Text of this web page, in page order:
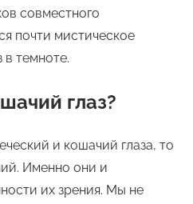
совместного
почти мистическое
в темноте.
глаз?
и кошачий глаза, то
Именно они и
их зрения. Мы не